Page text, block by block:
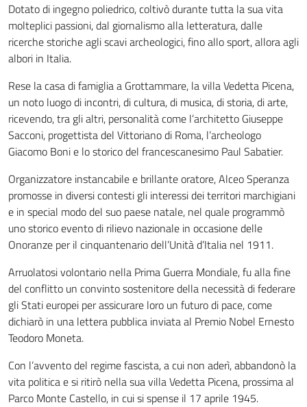
Dotato di ingegno poliedrico, coltivò durante tutta la sua vita
molteplici passioni, dal giornalismo alla letteratura, dalle
ricerche storiche agli scavi archeologici, fino allo sport, allora agli
albori in Italia.
Rese la casa di famiglia a Grottammare, la villa Vedetta Picena,
un noto luogo di incontri, di cultura, di musica, di storia, di arte,
ricevendo, tra gli altri, personalità come l’architetto Giuseppe
Sacconi, progettista del Vittoriano di Roma, l’archeologo
Giacomo Boni e lo storico del francescanesimo Paul Sabatier.
Organizzatore instancabile e brillante oratore, Alceo Speranza
promosse in diversi contesti gli interessi dei territori marchigiani
e in special modo del suo paese natale, nel quale programmò
uno storico evento di rilievo nazionale in occasione delle
Onoranze per il cinquantenario dell’Unità d’Italia nel 1911.
Arruolatosi volontario nella Prima Guerra Mondiale, fu alla fine
del conflitto un convinto sostenitore della necessità di federare
gli Stati europei per assicurare loro un futuro di pace, come
dichiarò in una lettera pubblica inviata al Premio Nobel Ernesto
Teodoro Moneta.
Con l’avvento del regime fascista, a cui non aderì, abbandonò la
vita politica e si ritirò nella sua villa Vedetta Picena, prossima al
Parco Monte Castello, in cui si spense il 17 aprile 1945.